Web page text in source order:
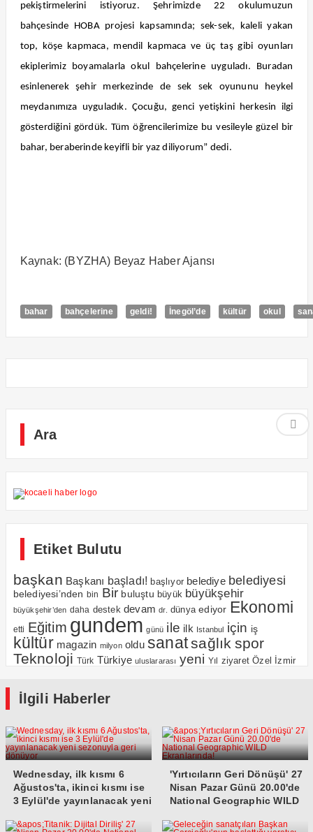
pekiştirmelerini istiyoruz. Şehrimizde 22 okulumuzun
bahçesinde HOBA projesi kapsamında; sek-sek, kaleli yakan
top, köşe kapmaca, mendil kapmaca ve üç taş gibi oyunları
ekiplerimiz boyamalarla okul bahçelerine uyguladı. Buradan
esinlenerek şehir merkezinde de sek sek oyununu heykel
meydanımıza uyguladık. Çocuğu, genci yetişkini herkesin ilgi
gösterdiğini gördük. Tüm öğrencilerimize bu vesileyle güzel bir
bahar, beraberinde keyifli bir yaz diliyorum” dedi.
Kaynak: (BYZHA) Beyaz Haber Ajansı
bahar bahçelerine geldi! İnegöl’de kültür okul
Ara
Etiket Bulutu
başkan Başkanı başladı! başlıyor belediye belediyesi
belediyesi’nden bin Bir buluştu büyük büyükşehir
büyükşehir’den daha destek devam dr. dünya ediyor Ekonomi
etti Eğitim gundem günü ile ilk Istanbul için iş
kültür magazin milyon oldu sanatsağlık spor
Teknoloji Türk Türkiye uluslararası yeni Yıl ziyaret Özel İzmir
İlgili Haberler
Wednesday, ilk kısmı 6
Ağustos'ta, ikinci kısmı ise
3 Eylül'de yayınlanacak yeni
'Yırtıcıların Geri Dönüşü' 27
Nisan Pazar Günü 20.00'de
National Geographic WILD